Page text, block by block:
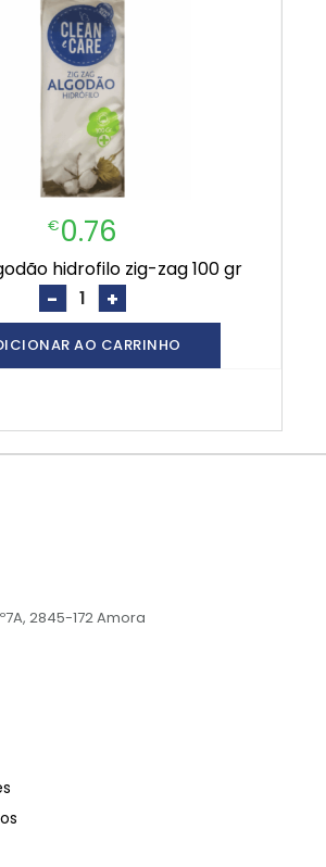
€0.76
hidrofilo zig-zag 100 gr
- +
AO CARRINHO
2845-172 Amora